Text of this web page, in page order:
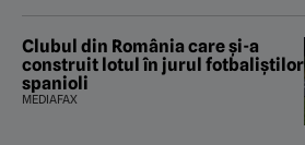
Clubul din România care și-a
construit lotul în jurul fotbaliștilor
spanioli
MEDIAFAX